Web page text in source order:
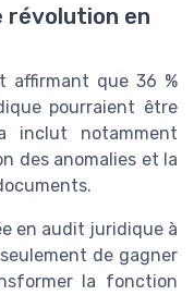
révolution en
affirmant que 36 %
pourraient être
inclut notamment
des anomalies et la
en audit juridique à
de gagner
la fonction